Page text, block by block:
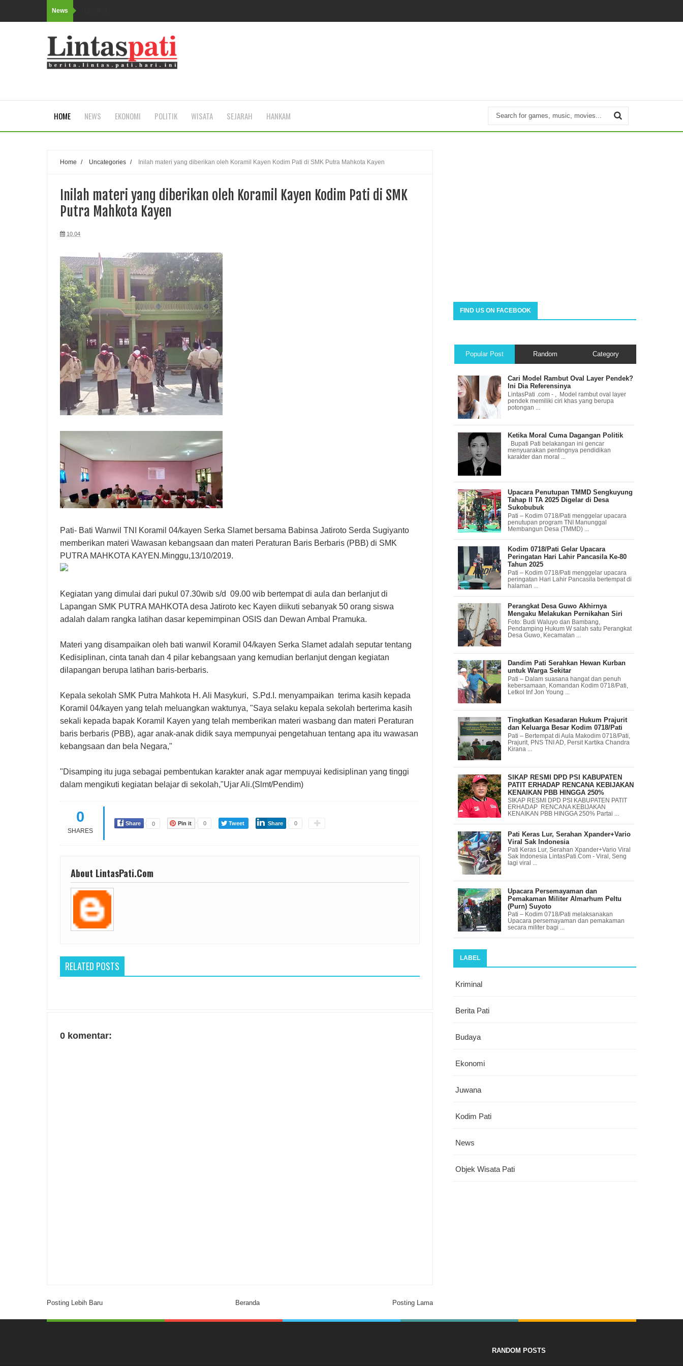
News
HOME NEWS EKONOMI POLITIK WISATA SEJARAH HANKAM
Home / Uncategories / Inilah materi yang diberikan oleh Koramil Kayen Kodim Pati di SMK Putra Mahkota Kayen
Inilah materi yang diberikan oleh Koramil Kayen Kodim Pati di SMK
Putra Mahkota Kayen
10.04
Pati- Bati Wanwil TNI Koramil 04/kayen Serka Slamet bersama Babinsa Jatiroto Serda Sugiyanto
memberikan materi Wawasan kebangsaan dan materi Peraturan Baris Berbaris (PBB) di SMK
PUTRA MAHKOTA KAYEN.Minggu,13/10/2019.
Kegiatan yang dimulai dari pukul 07.30wib s/d 09.00 wib bertempat di aula dan berlanjut di
Lapangan SMK PUTRA MAHKOTA desa Jatiroto kec Kayen diikuti sebanyak 50 orang siswa
adalah dalam rangka latihan dasar kepemimpinan OSIS dan Dewan Ambal Pramuka.
Materi yang disampaikan oleh bati wanwil Koramil 04/kayen Serka Slamet adalah seputar tentang
Kedisiplinan, cinta tanah dan 4 pilar kebangsaan yang kemudian berlanjut dengan kegiatan
dilapangan berupa latihan baris-berbaris.
Kepala sekolah SMK Putra Mahkota H. Ali Masykuri, S.Pd.I. menyampaikan terima kasih kepada
Koramil 04/kayen yang telah meluangkan waktunya, "Saya selaku kepala sekolah berterima kasih
sekali kepada bapak Koramil Kayen yang telah memberikan materi wasbang dan materi Peraturan
baris berbaris (PBB), agar anak-anak didik saya mempunyai pengetahuan tentang apa itu wawasan
kebangsaan dan bela Negara,"
"Disamping itu juga sebagai pembentukan karakter anak agar mempuyai kedisiplinan yang tinggi
dalam mengikuti kegiatan belajar di sekolah,"Ujar Ali.(Slmt/Pendim)
0
SHARES
Share 0 Pin it 0 Tweet Share 0
About LintasPati.Com
RELATED POSTS
0 komentar:
Posting Lebih Baru Posting Lama
Beranda
FIND US ON FACEBOOK
Popular Post Random Category
Cari Model Rambut Oval Layer Pendek?
Ini Dia Referensinya
LintasPati .com - , Model rambut oval layer
pendek memiliki ciri khas yang berupa
potongan ...
Ketika Moral Cuma Dagangan Politik
Bupati Pati belakangan ini gencar
menyuarakan pentingnya pendidikan
karakter dan moral ...
Upacara Penutupan TMMD Sengkuyung
Tahap II TA 2025 Digelar di Desa
Sukobubuk
Pati – Kodim 0718/Pati menggelar upacara
penutupan program TNI Manunggal
Membangun Desa (TMMD) ...
Kodim 0718/Pati Gelar Upacara
Peringatan Hari Lahir Pancasila Ke-80
Tahun 2025
Pati – Kodim 0718/Pati menggelar upacara
peringatan Hari Lahir Pancasila bertempat di
halaman ...
Perangkat Desa Guwo Akhirnya
Mengaku Melakukan Pernikahan Siri
Foto: Budi Waluyo dan Bambang,
Pendamping Hukum W salah satu Perangkat
Desa Guwo, Kecamatan ...
Dandim Pati Serahkan Hewan Kurban
untuk Warga Sekitar
Pati – Dalam suasana hangat dan penuh
kebersamaan, Komandan Kodim 0718/Pati,
Letkol Inf Jon Young ...
Tingkatkan Kesadaran Hukum Prajurit
dan Keluarga Besar Kodim 0718/Pati
Pati – Bertempat di Aula Makodim 0718/Pati,
Prajurit, PNS TNI AD, Persit Kartika Chandra
Kirana ...
SIKAP RESMI DPD PSI KABUPATEN
PATIT ERHADAP RENCANA KEBIJAKAN
KENAIKAN PBB HINGGA 250%
SIKAP RESMI DPD PSI KABUPATEN PATIT
ERHADAP RENCANA KEBIJAKAN
KENAIKAN PBB HINGGA 250% Partai ...
Pati Keras Lur, Serahan Xpander+Vario
Viral Sak Indonesia
Pati Keras Lur, Serahan Xpander+Vario Viral
Sak Indonesia LintasPati.Com - Viral, Seng
lagi viral ...
Upacara Persemayaman dan
Pemakaman Militer Almarhum Peltu
(Purn) Suyoto
Pati – Kodim 0718/Pati melaksanakan
Upacara persemayaman dan pemakaman
secara militer bagi ...
LABEL
Kriminal
Berita Pati
Budaya
Ekonomi
Juwana
Kodim Pati
News
Objek Wisata Pati
RANDOM POSTS